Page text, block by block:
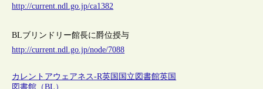
http://current.ndl.go.jp/ca1382
BLブリンドリー館長に爵位授与
http://current.ndl.go.jp/node/7088
カレントアウェアネス-R英国 国立図書館英国
図書館（BL）